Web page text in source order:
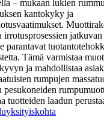
– mukaan lukien
kantokyky ja
irrotusprosessien
parantavat
Tämä varmistaa
ja mahdollistaa
rumpujen
pesukoneiden
tuotteiden laadun
yksityiskohta